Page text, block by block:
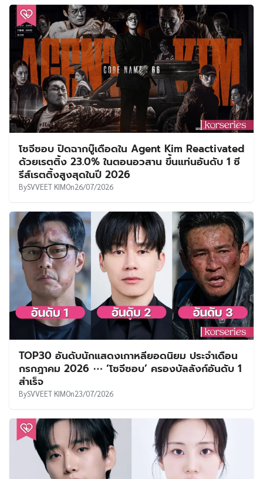
โซจีซอบ ปิดฉากบู๊เดือดใน Agent Kim Reactivated
ด้วยเรตติ้ง 23.0% ในตอนอวสาน ขึ้นแท่นอันดับ 1 ซี
รีส์เรตติ้งสูงสุดในปี 2026
BySVVEET KIMOn26/07/2026
TOP30 อันดับนักแสดงเกาหลียอดนิยม ประจำเดือน
กรกฎาคม 2026 ⋯ ‘โซจีซอบ’ ครองบัลลังก์อันดับ 1
สำเร็จ
BySVVEET KIMOn23/07/2026